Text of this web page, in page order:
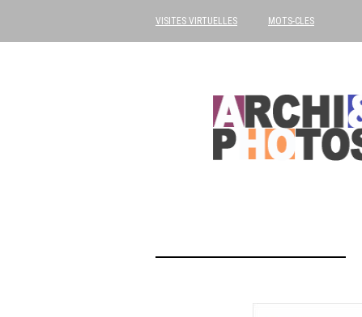
VISITES VIRTUELLES MOTS-CLES